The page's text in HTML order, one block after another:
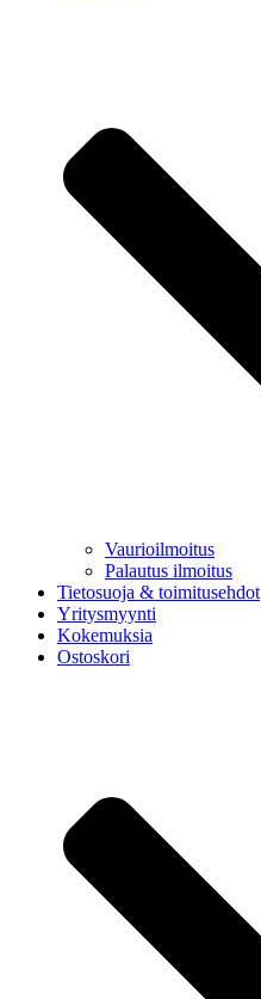
Vaurioilmoitus
Palautus ilmoitus
Tietosuoja & toimitusehdot
Yritysmyynti
Kokemuksia
Ostoskori